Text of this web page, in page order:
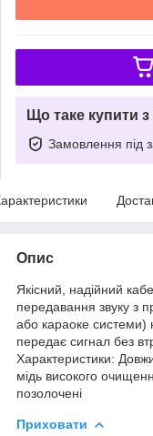
Що таке купити
Замовлення під
Опис
Якісний, надійний
передавання звуку з
або караоке системи)
передає сигнал без
Характеристики:
мідь високого
позолочені
Приховати